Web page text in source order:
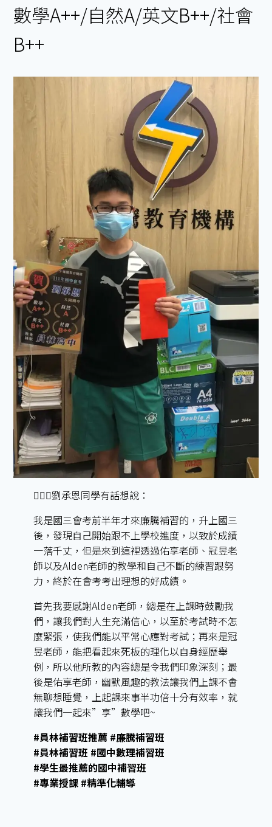
數學A++/自然A/英文B++/社會
B++
🙋🏻‍♂️劉承恩同學有話想說：
我是國三會考前半年才來廉騰補習的，升上國三
後，發現自己開始跟不上學校進度，以致於成績
一落千丈，但是來到這裡透過佑享老師、冠昱老
師以及Alden老師的教學和自己不斷的練習跟努
力，終於在會考考出理想的好成績。
首先我要感謝Alden老師，總是在上課時鼓勵我
們，讓我們對人生充滿信心，以至於考試時不怎
麼緊張，使我們能以平常心應對考試；再來是冠
昱老師，能把看起來死板的理化以自身經歷舉
例，所以他所教的內容總是令我們印象深刻；最
後是佑享老師，幽默風趣的教法讓我們上課不會
無聊想睡覺，上起課來事半功倍十分有效率，就
讓我們一起來”享”數學吧~
#員林補習班推薦 #廉騰補習班
#員林補習班 #國中數理補習班
#學生最推薦的國中補習班
#專業授課 #精準化輔導